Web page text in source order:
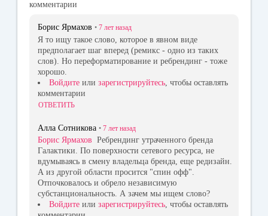
комментарии
Борис Ярмахов • 7 лет назад
Я то ищу такое слово, которое в явном виде
предполагает шаг вперед (ремикс - одно из таких
слов). Но переформатирование и ребрендинг - тоже
хорошо.
Войдите или зарегистрируйтесь , чтобы оставлять
комментарии
ОТВЕТИТЬ
Алла Сотникова • 7 лет назад
Борис Ярмахов Ребрендинг утраченного бренда
Галактики. По поверхности сетевого ресурса, не
вдумываясь в смену владельца бренда, еще редизайн.
А из другой области просится "спин офф".
Отпочковалось и обрело независимую
субстанциональность. А зачем мы ищем слово?
Войдите или зарегистрируйтесь, чтобы оставлять